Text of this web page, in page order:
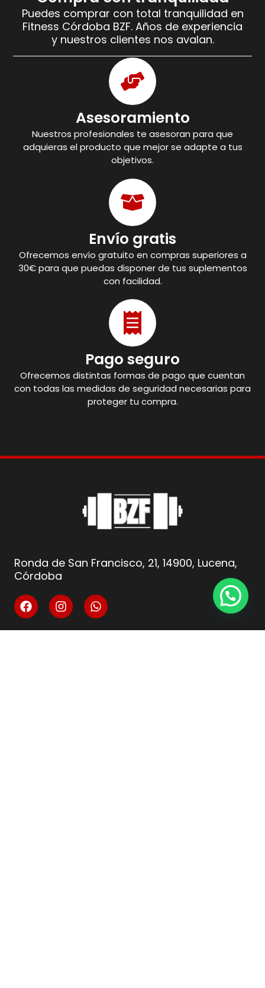
Puedes comprar con total tranquilidad en
Fitness Córdoba BZF. Años de experiencia
y nuestros clientes nos avalan.
Asesoramiento
Nuestros profesionales te asesoran para que
adquieras el producto que mejor se adapte a tus
objetivos.
Envío gratis
Ofrecemos envío gratuito en compras superiores a
30€ para que puedas disponer de tus suplementos
con facilidad.
Pago seguro
Ofrecemos distintas formas de pago que cuentan
con todas las medidas de seguridad necesarias para
proteger tu compra.
Ronda de San Francisco, 21, 14900, Lucena,
Córdoba